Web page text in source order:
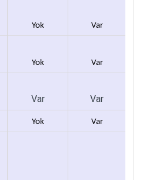
Yok Var
Yok Var
Var Var
Yok Var